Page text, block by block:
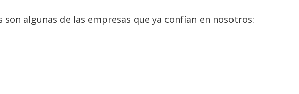
algunas de las empresas que ya confían en nosotros: